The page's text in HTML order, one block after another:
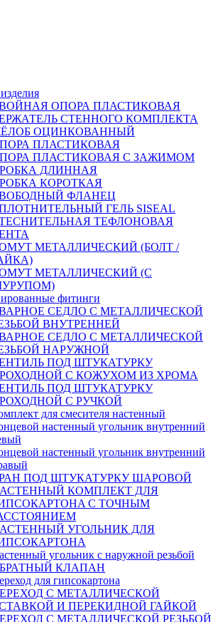
ОПОРА ПЛАСТИКОВАЯ
СТЕННОГО КОМПЛЕКТА
ОЦИНКОВАННЫЙ
ПЛАСТИКОВАЯ
ПЛАСТИКОВАЯ С ЗАЖИМОМ
ДЛИННАЯ
КОРОТКАЯ
ФЛАНЕЦ
ГЕЛЬ SISEAL
ТЕФЛОНОВАЯ
МЕТАЛЛИЧЕСКИЙ (БОЛТ /
МЕТАЛЛИЧЕСКИЙ (С
фитинги
СЕДЛО С МЕТАЛЛИЧЕСКОЙ
ВНУТРЕННЕЙ
СЕДЛО С МЕТАЛЛИЧЕСКОЙ
НАРУЖНОЙ
ПОД ШТУКАТУРКУ
С КОЖУХОМ ИЗ ХРОМА
ПОД ШТУКАТУРКУ
С РУЧКОЙ
для смесителя настенный
настенный угольник внутренний
настенный угольник внутренний
ПОД ШТУКАТУРКУ ШАРОВОЙ
КОМПЛЕКТ ДЛЯ
С ТОЧНЫМ
УГОЛЬНИК ДЛЯ
угольник с наружной резьбой
КЛАПАН
для гипсокартона
С МЕТАЛЛИЧЕСКОЙ
И ПЕРЕКИДНОЙ ГАЙКОЙ
С МЕТАЛЛИЧЕСКОЙ РЕЗЬБОЙ